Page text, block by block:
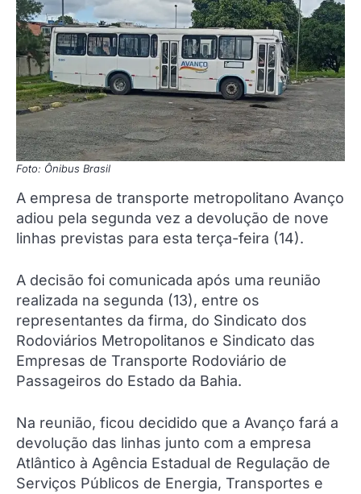
Foto: Ônibus Brasil
A empresa de transporte metropolitano Avanço
adiou pela segunda vez a devolução de nove
linhas previstas para esta terça-feira (14).
A decisão foi comunicada após uma reunião
realizada na segunda (13), entre os
representantes da firma, do Sindicato dos
Rodoviários Metropolitanos e Sindicato das
Empresas de Transporte Rodoviário de
Passageiros do Estado da Bahia.
Na reunião, ficou decidido que a Avanço fará a
devolução das linhas junto com a empresa
Atlântico à Agência Estadual de Regulação de
Serviços Públicos de Energia, Transportes e